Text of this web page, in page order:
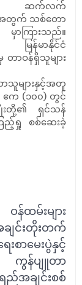
ကို ဆက်လက်
အတွက် သစ်တော
မှာကြားသည်။
ြန်မာနိုင်ငံ
တာဝန်ရှိသူများ
များနှင့်အတူ
ဧက (၁၀၀) တွင်
းတို့၏ ရှင်သန်
ည့်ရှု စစ်ဆေးခဲ့
ဝန်ထမ်းများ
ျင်းတိုးတက်
ေးစာမေးပွဲနှင့်
ကွန်ပျူတာ
ည်အချင်းစစ်